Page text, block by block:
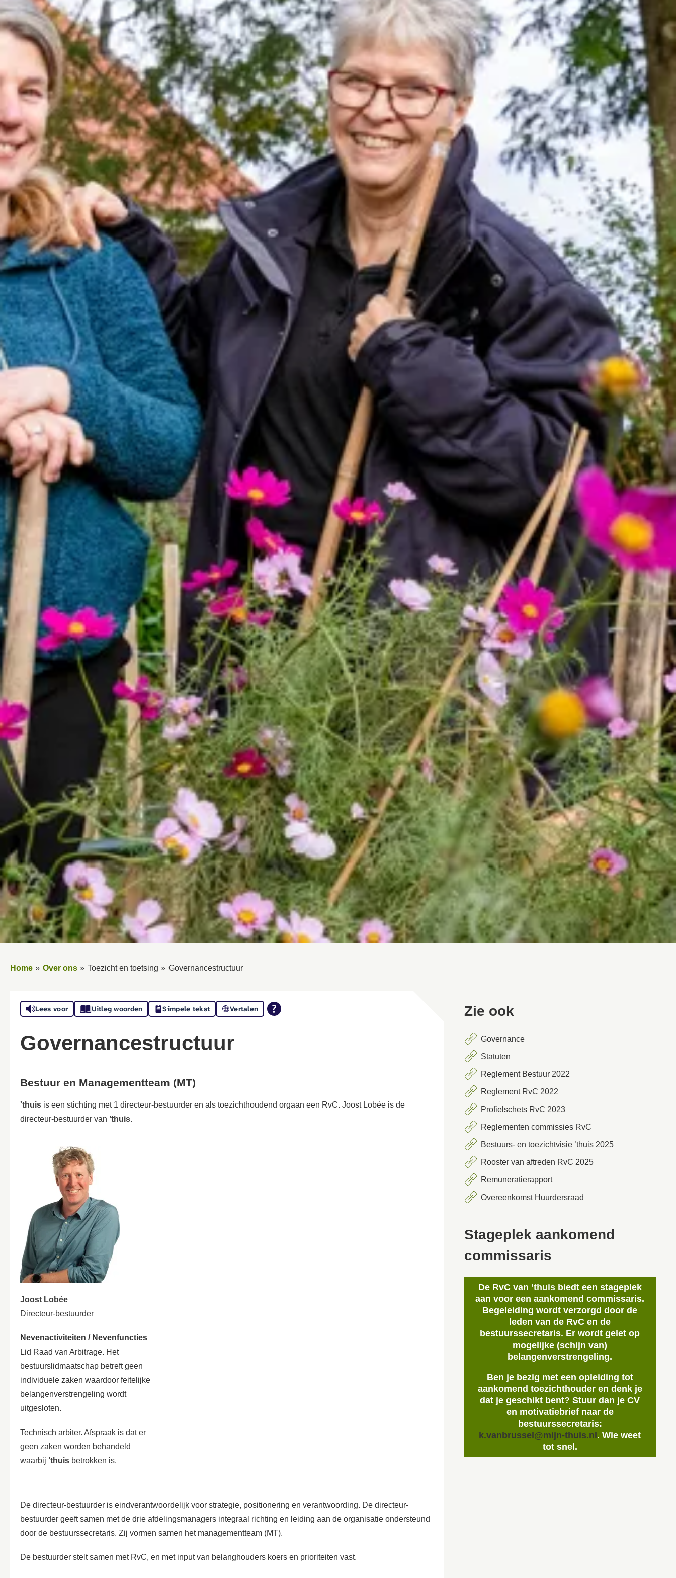
Home Over ons Toezicht en toetsing Governancestructuur
Lees voor Uitleg woorden Simpele tekst Vertalen
Governancestructuur
Bestuur en Managementteam (MT)
'thuis is een stichting met 1 directeur-bestuurder en als toezichthoudend orgaan een RvC. Joost Lobée is de
directeur-bestuurder van ’thuis.
Joost Lobée
Directeur-bestuurder
Nevenactiviteiten / Nevenfuncties
Lid Raad van Arbitrage. Het
bestuurslidmaatschap betreft geen
individuele zaken waardoor feitelijke
belangenverstrengeling wordt
uitgesloten.
Technisch arbiter. Afspraak is dat er
geen zaken worden behandeld
waarbij ’thuis betrokken is.
De directeur-bestuurder is eindverantwoordelijk voor strategie, positionering en verantwoording. De directeur-
bestuurder geeft samen met de drie afdelingsmanagers integraal richting en leiding aan de organisatie ondersteund
door de bestuurssecretaris. Zij vormen samen het managementteam (MT).
De bestuurder stelt samen met RvC, en met input van belanghouders koers en prioriteiten vast.
Zie ook
Governance
Statuten
Reglement Bestuur 2022
Reglement RvC 2022
Profielschets RvC 2023
Reglementen commissies RvC
Bestuurs- en toezichtvisie ’thuis 2025
Rooster van aftreden RvC 2025
Remuneratierapport
Overeenkomst Huurdersraad
Stageplek aankomend
commissaris
De RvC van ’thuisbiedt een stageplek
aan voor een aankomend commissaris.
Begeleiding wordt verzorgd door de
leden van de RvC en de
bestuurssecretaris. Er wordt gelet op
mogelijke (schijn van)
belangenverstrengeling.
Ben je bezig met een opleiding tot
aankomend toezichthouder en denk je
dat je geschikt bent? Stuur dan je CV
en motivatiebrief naar de
bestuurssecretaris:
k.vanbrussel@mijn-thuis.nl. Wie weet
tot snel.